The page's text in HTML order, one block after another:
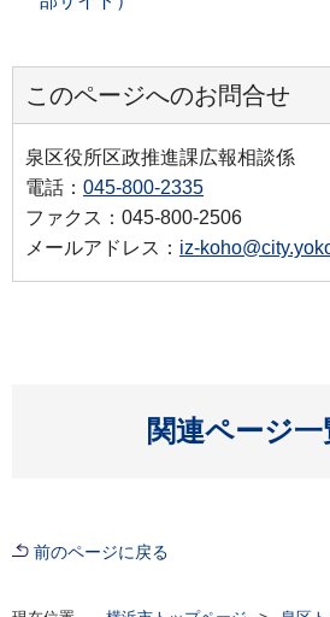
このページへのお問合せ
泉区役所区政推進課広報相談係
電話： 045-800-2335
ファクス：045-800-2506
メールアドレス： iz-
関連ページ一
開く
前のページに戻る